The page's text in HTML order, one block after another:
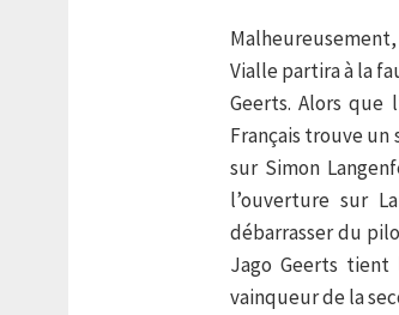
Vialle partira à la
Geerts. Alors que
Français trouve
sur Simon
l’ouverture sur
débarrasser du
Jago Geerts
vainqueur de la